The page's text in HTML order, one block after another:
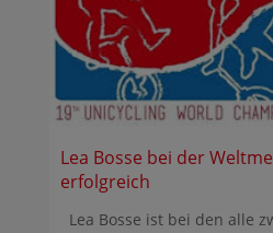
Lea Bosse bei der
erfolgreich
Lea Bosse ist bei den alle